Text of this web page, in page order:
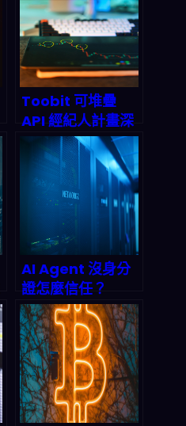
Toobit 可堆疊
API 經紀人計畫深
度剖析：2026 年
被動收入新藍海
AI Agent 沒身分
證怎麼信任？
Infoblox與
GoDaddy聯手打
造DNS身份驗證新
標準，終結代理人
偽造與數據污染亂
象